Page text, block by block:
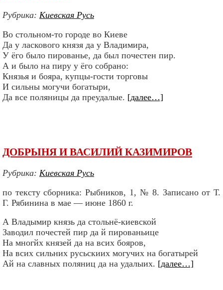
Рубрика: Киевская Русь
Во стольном-то городе во Киеве
Да у ласкового князя да у Владимира,
У ёго было пированье, да был почестен пир.
А и было на пиру у ёго собрано:
Князья и бояра, купцы-гости торговы
И сильны могучи богатыри,
Да все поляницы да преудалые. [далее…]
ДОБРЫНЯ И ВАСИЛИЙ КАЗИМИРОВ
Рубрика: Киевская Русь
по тексту сборника: Рыбников, 1, № 8. Записано от Т.
Г. Рябинина в мае — июне 1860 г.
А Владымир князь да стольнё-киевской
Заводил почестей пир да й пированьице
На многйх князей да на всих бояров,
На всих сильних русьскиих могучих на богатырей
Ай на славных поляниц да на удалыих. [далее…]